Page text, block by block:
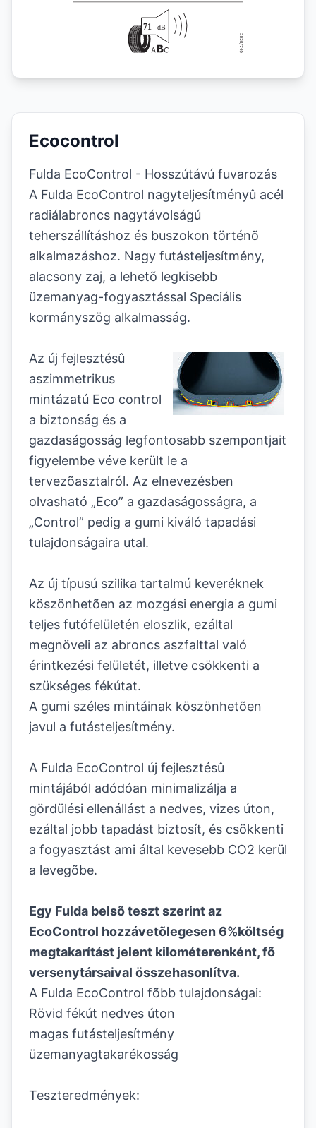
Ecocontrol
Fulda EcoControl - Hosszútávú fuvarozás
A Fulda EcoControl nagyteljesítményû acél
radiálabroncs nagytávolságú
teherszállításhoz és buszokon történõ
alkalmazáshoz. Nagy futásteljesítmény,
alacsony zaj, a lehetõ legkisebb
üzemanyag-fogyasztással Speciális
kormányszög alkalmasság.
Az új fejlesztésû
aszimmetrikus
mintázatú Eco control
a biztonság és a
gazdaságosság legfontosabb szempontjait
figyelembe véve került le a
tervezõasztalról. Az elnevezésben
olvasható „Eco” a gazdaságosságra, a
„Control” pedig a gumi kiváló tapadási
tulajdonságaira utal.
Az új típusú szilika tartalmú keveréknek
köszönhetõen az mozgási energia a gumi
teljes futófelületén eloszlik, ezáltal
megnöveli az abroncs aszfalttal való
érintkezési felületét, illetve csökkenti a
szükséges fékútat.
A gumi széles mintáinak köszönhetõen
javul a futásteljesítmény.
A Fulda EcoControl új fejlesztésû
mintájából adódóan minimalizálja a
gördülési ellenállást a nedves, vizes úton,
ezáltal jobb tapadást biztosít, és csökkenti
a fogyasztást ami által kevesebb CO2 kerül
a levegõbe.
Egy Fulda belsõ teszt szerint az
EcoControl hozzávetõlegesen 6%költség
megtakarítást jelent kilométerenként, fõ
versenytársaival összehasonlítva.
A Fulda EcoControl fõbb tulajdonságai:
Rövid fékút nedves úton
magas futásteljesítmény
üzemanyagtakarékosság
Teszteredmények: